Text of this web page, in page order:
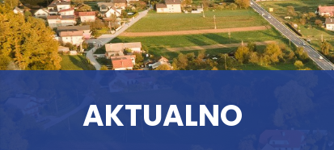
AKTUALNO